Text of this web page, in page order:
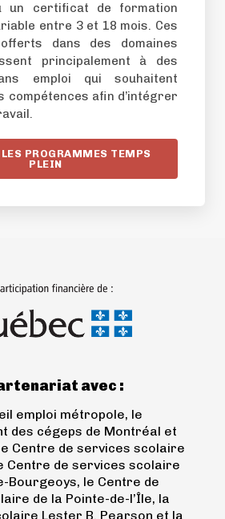
un certificat de formation
entre 3 et 18 mois. Ces
dans des domaines
principalement à des
emploi qui souhaitent
compétences afin d’intégrer
LES PROGRAMMES TEMPS
PLEIN
avec :
emploi métropole, le
des cégeps de Montréal et
Centre de services scolaire
Centre de services scolaire
Bourgeoys, le Centre de
de la Pointe-de-l’Île, la
Lester B. Pearson et la